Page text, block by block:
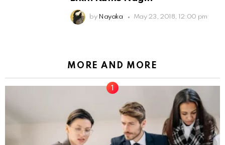
by Nayaka May 23, 2018, 12:00 pm
MORE AND MORE